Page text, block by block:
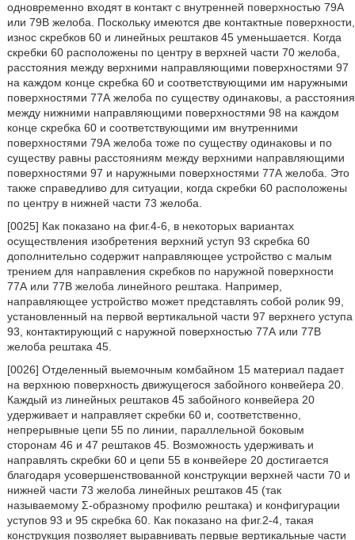
одновременно входят в контакт с внутренней поверхностью 79А
или 79В желоба. Поскольку имеются две контактные поверхности,
износ скребков 60 и линейных рештаков 45 уменьшается. Когда
скребки 60 расположены по центру в верхней части 70 желоба,
расстояния между верхними направляющими поверхностями 97
на каждом конце скребка 60 и соответствующими им наружными
поверхностями 77А желоба по существу одинаковы, а расстояния
между нижними направляющими поверхностями 98 на каждом
конце скребка 60 и соответствующими им внутренними
поверхностями 79А желоба тоже по существу одинаковы и по
существу равны расстояниям между верхними направляющими
поверхностями 97 и наружными поверхностями 77А желоба. Это
также справедливо для ситуации, когда скребки 60 расположены
по центру в нижней части 73 желоба.
[0025] Как показано на фиг.4-6, в некоторых вариантах
осуществления изобретения верхний уступ 93 скребка 60
дополнительно содержит направляющее устройство с малым
трением для направления скребков по наружной поверхности
77А или 77В желоба линейного рештака. Например,
направляющее устройство может представлять собой ролик 99,
установленный на первой вертикальной части 97 верхнего уступа
93, контактирующий с наружной поверхностью 77А или 77В
желоба рештака 45.
[0026] Отделенный выемочным комбайном 15 материал падает
на верхнюю поверхность движущегося забойного конвейера 20.
Каждый из линейных рештаков 45 забойного конвейера 20
удерживает и направляет скребки 60 и, соответственно,
непрерывные цепи 55 по линии, параллельной боковым
сторонам 46 и 47 рештаков 45. Возможность удерживать и
направлять скребки 60 и цепи 55 в конвейере 20 достигается
благодаря усовершенствованной конструкции верхней части 70 и
нижней части 73 желоба линейных рештаков 45 (так
называемому Σ-образному профилю рештака) и конфигурации
уступов 93 и 95 скребка 60. Как показано на фиг.2-4, такая
конструкция позволяет выравнивать первые вертикальные части